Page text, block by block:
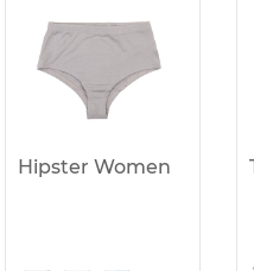
Hipster Women